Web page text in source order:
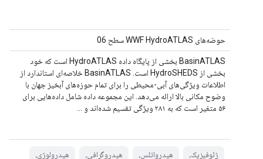
حوضه‌های WWF HydroATLAS سطح 06
BasinATLAS بخشی از پایگاه داده HydroATLAS است که خود
بخشی از HydroSHEDS است. BasinATLAS خلاصه‌ای استاندارد از
اطلاعات ویژگی‌های آبی-محیطی را برای تمام حوزه‌های آبخیز جهان با
وضوح مکانی بالا ارائه می‌دهد. این مجموعه داده شامل داده‌هایی برای
۵۶ متغیر است که به ۲۸۱ ویژگی تقسیم شده‌اند و ...
ژئوفیزیک، هیدرواتلس، هیدروگرافی، هیدرولوژی،